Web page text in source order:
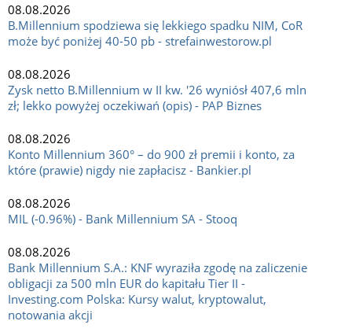
08.08.2026
B.Millennium spodziewa się lekkiego spadku NIM, CoR
może być poniżej 40-50 pb - strefainwestorow.pl
08.08.2026
Zysk netto B.Millennium w II kw. '26 wyniósł 407,6 mln
zł; lekko powyżej oczekiwań (opis) - PAP Biznes
08.08.2026
Konto Millennium 360° – do 900 zł premii i konto, za
które (prawie) nigdy nie zapłacisz - Bankier.pl
08.08.2026
MIL (-0.96%) - Bank Millennium SA - Stooq
08.08.2026
Bank Millennium S.A.: KNF wyraziła zgodę na zaliczenie
obligacji za 500 mln EUR do kapitału Tier II -
Investing.com Polska: Kursy walut, kryptowalut,
notowania akcji